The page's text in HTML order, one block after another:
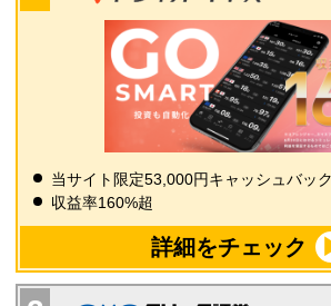
当サイト限定53,000円キャッシュバック
収益率160%超
詳細をチェック